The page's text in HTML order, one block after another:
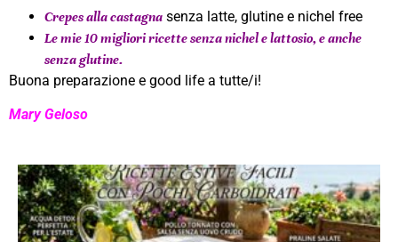
Crepes alla castagna senza latte, glutine e nichel free
Le mie 10 migliori ricette senza nichel e lattosio, e anche
senza glutine.
Buona preparazione e good life a tutte/i!
Mary Geloso